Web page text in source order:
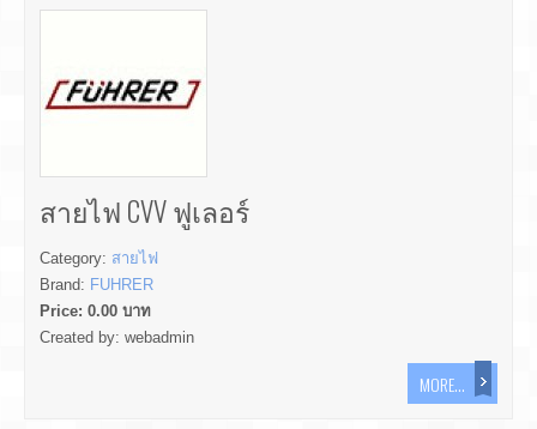
สายไฟ CVV ฟูเลอร์
Category: สายไฟ
Brand: FUHRER
Price: 0.00 บาท
Created by: webadmin
MORE...